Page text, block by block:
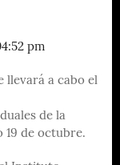
pm
llevará a cabo el
de la
19 de octubre.